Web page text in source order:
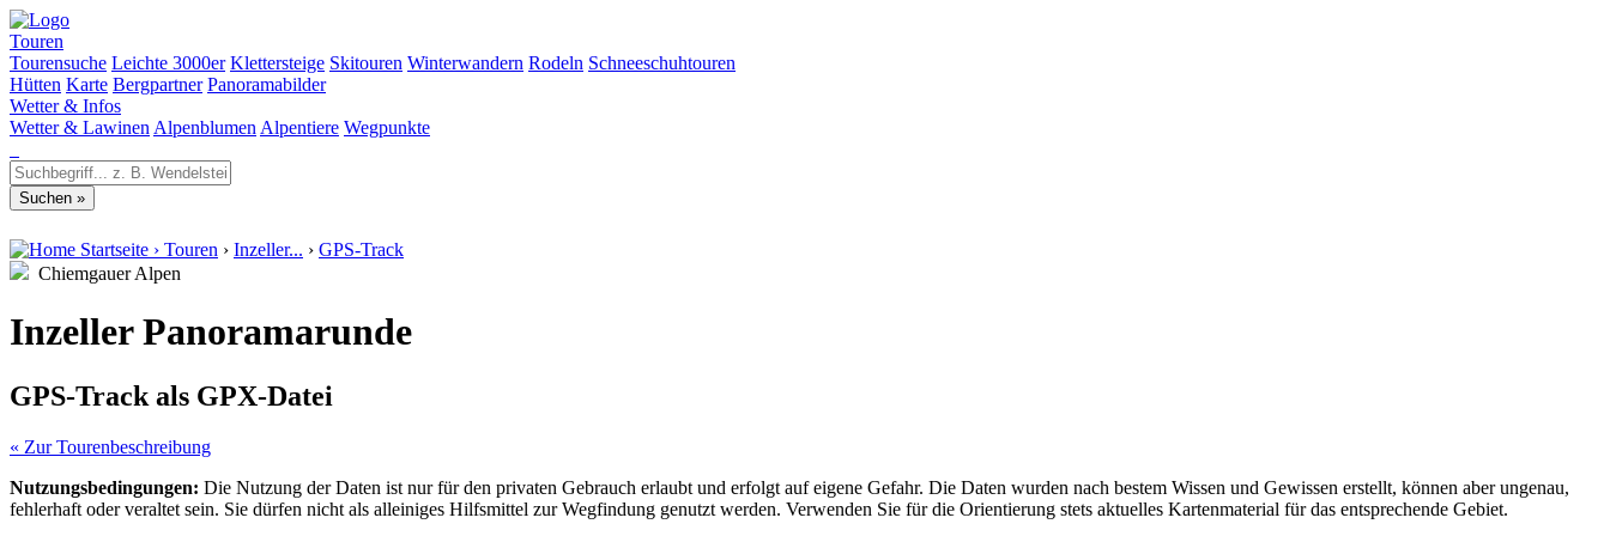
Touren
Tourensuche Leichte 3000er Klettersteige Skitouren Winterwandern Rodeln Schneeschuhtouren
Hütten Karte Bergpartner Panoramabilder
Wetter & Infos
Wetter & Lawinen Alpenblumen Alpentiere Wegpunkte
Startseite › Touren › Inzeller... › GPS-Track
Chiemgauer Alpen
Inzeller Panoramarunde
GPS-Track als GPX-Datei
« Zur Tourenbeschreibung
Nutzungsbedingungen: Die Nutzung der Daten ist nur für den privaten Gebrauch erlaubt und erfolgt auf eigene Gefahr. Die Daten wurden nach bestem Wissen und Gewissen erstellt, können aber ungenau,
fehlerhaft oder veraltet sein. Sie dürfen nicht als alleiniges Hilfsmittel zur Wegfindung genutzt werden. Verwenden Sie für die Orientierung stets aktuelles Kartenmaterial für das entsprechende Gebiet.